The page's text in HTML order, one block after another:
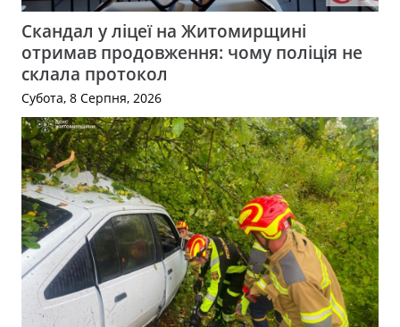
Скандал у ліцеї на Житомирщині
отримав продовження: чому поліція не
склала протокол
Субота, 8 Серпня, 2026